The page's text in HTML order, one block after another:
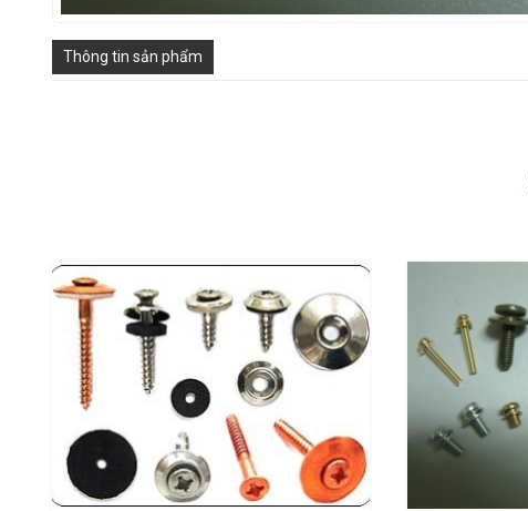
Thông tin sản phẩm